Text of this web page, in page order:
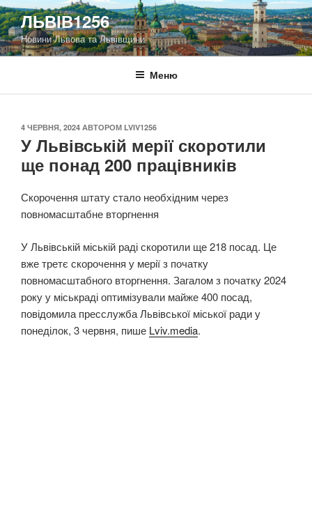
Перейти
до
вмісту
ЛЬВІВ1256
Новини Львова та Львівщини
Меню
ОПУБЛІКОВАНО
4 ЧЕРВНЯ, 2024 АВТОРОМ LVIV1256
У Львівській мерії скоротили
ще понад 200 працівників
Скорочення штату стало необхідним через
повномасштабне вторгнення
У Львівській міській раді скоротили ще 218 посад. Це
вже третє скорочення у мерії з початку
повномасштабного вторгнення. Загалом з початку 2024
року у міськраді оптимізували майже 400 посад,
повідомила пресслужба Львівської міської ради у
понеділок, 3 червня, пише Lviv.media.